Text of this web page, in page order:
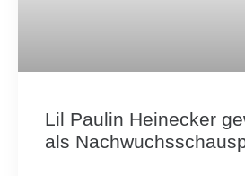
Lil Paulin Heinecker
als